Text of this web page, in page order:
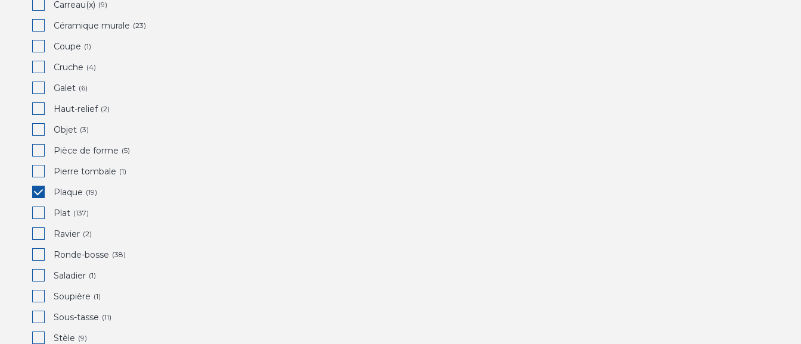
Carreau(x) (9)
Céramique murale (23)
Coupe (1)
Cruche (4)
Galet (6)
Haut-relief (2)
Objet (3)
Pièce de forme (5)
Pierre tombale (1)
Plaque (19)
Plat (137)
Ravier (2)
Ronde-bosse (38)
Saladier (1)
Soupière (1)
Sous-tasse (11)
Stèle (9)